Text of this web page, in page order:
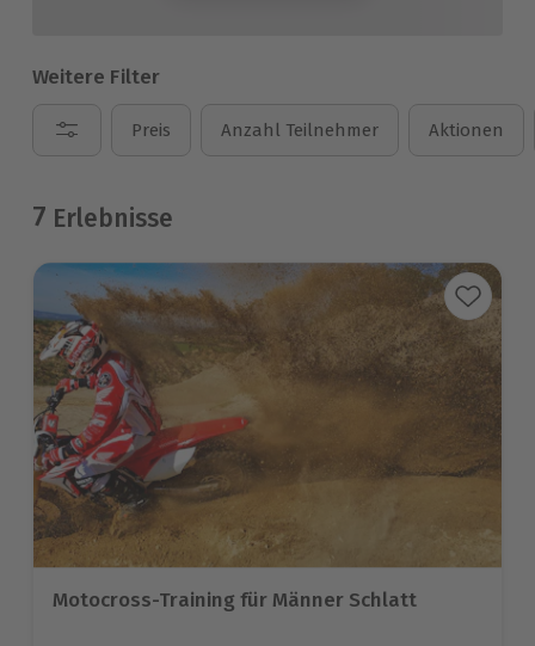
Weitere Filter
Preis Anzahl Teilnehmer Aktionen
7 Erlebnisse
Motocross-Training für Männer Schlatt